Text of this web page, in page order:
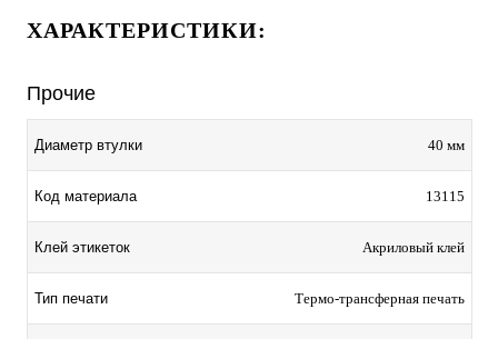
ХАРАКТЕРИСТИКИ:
Прочие
Диаметр втулки 40 мм
Код материала 13115
Клей этикеток Акриловый клей
Тип печати Термо-трансферная печать